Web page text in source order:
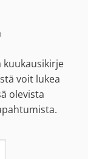
kuukausikirje
voit lukea
olevista